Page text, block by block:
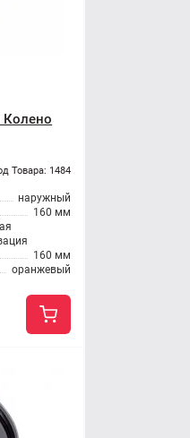
Колено
Товара: 1484
наружный
160 мм
160 мм
оранжевый